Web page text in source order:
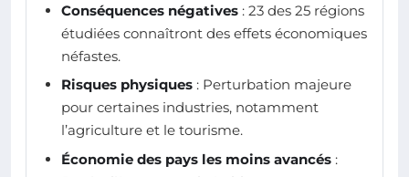
Conséquences négatives : 23 des 25 régions
étudiées connaîtront des effets économiques
néfastes.
Risques physiques : Perturbation majeure
pour certaines industries, notamment
l’agriculture et le tourisme.
Économie des pays les moins avancés :